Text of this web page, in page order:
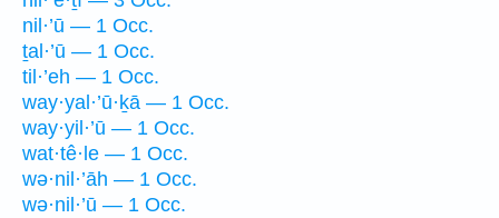
nil·’ū — 1 Occ.
ṯal·’ū — 1 Occ.
til·’eh — 1 Occ.
way·yal·’ū·ḵā — 1 Occ.
way·yil·’ū — 1 Occ.
wat·tê·le — 1 Occ.
wə·nil·’āh — 1 Occ.
wə·nil·’ū — 1 Occ.